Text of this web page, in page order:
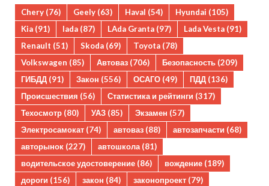
Chery (76) Geely (63) Haval (54) Hyundai (105)
Kia (91) lada (87) LAda Granta (97) Lada Vesta (91)
Renault (51) Skoda (69) Toyota (78)
Volkswagen (85) Автоваз (706) Безопасность (209)
ГИБДД (91) Закон (556) ОСАГО (49) ПДД (136)
Происшествия (56) Статистика и рейтинги (317)
Техосмотр (80) УАЗ (85) Экзамен (57)
Электросамокат (74) автоваз (88) автозапчасти (68)
авторынок (227) автошкола(81)
водительское удостоверение (86) вождение (189)
дороги (156) закон (84) законопроект (79)